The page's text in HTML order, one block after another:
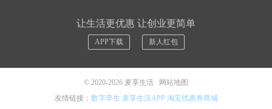
让生活更优惠 让创业更简单
APP下载 新人红包
© 2020-2026 麦享生活
网站地图
友情链接： 数字孪生 麦享生活APP 淘宝优惠券商城